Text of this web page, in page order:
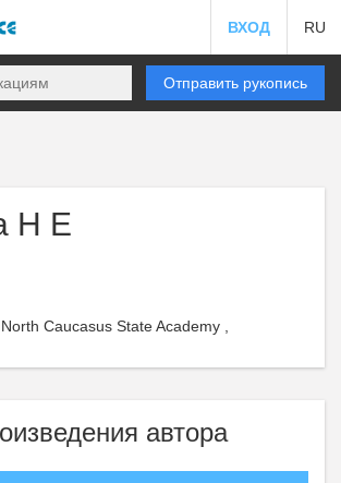
ВХОД RU
Отправить рукопись
H E
Caucasus State Academy ,
автора